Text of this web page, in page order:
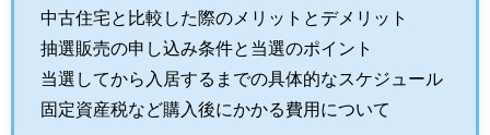
中古住宅と比較した際のメリットとデメリット
抽選販売の申し込み条件と当選のポイント
当選してから入居するまでの具体的なスケジュール
固定資産税など購入後にかかる費用について